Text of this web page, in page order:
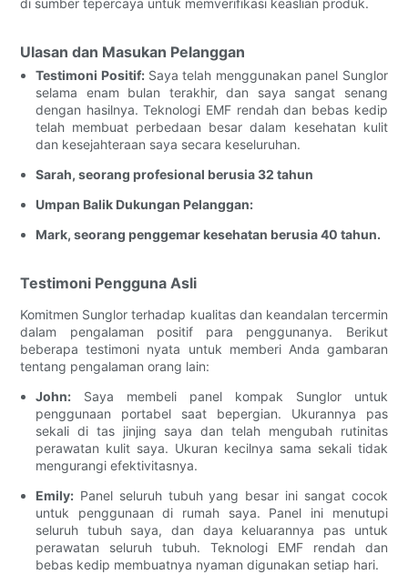
Ulasan dan Masukan Pelanggan
Testimoni Positif:Saya telah menggunakan panel Sunglor
selama enam bulan terakhir, dan saya sangat senang
dengan hasilnya. Teknologi EMF rendah dan bebas kedip
telah membuat perbedaan besar dalam kesehatan kulit
dan kesejahteraan saya secara keseluruhan.
Sarah, seorang profesional berusia 32 tahun
Umpan Balik Dukungan Pelanggan:
Mark, seorang penggemar kesehatan berusia 40 tahun.
Testimoni Pengguna Asli
Komitmen Sunglor terhadap kualitas dan keandalan tercermin
dalam pengalaman positif para penggunanya. Berikut
beberapa testimoni nyata untuk memberi Anda gambaran
tentang pengalaman orang lain:
John: Saya membeli panel kompak Sunglor untuk
penggunaan portabel saat bepergian. Ukurannya pas
sekali di tas jinjing saya dan telah mengubah rutinitas
perawatan kulit saya. Ukuran kecilnya sama sekali tidak
mengurangi efektivitasnya.
Emily: Panel seluruh tubuh yang besar ini sangat cocok
untuk penggunaan di rumah saya. Panel ini menutupi
seluruh tubuh saya, dan daya keluarannya pas untuk
perawatan seluruh tubuh. Teknologi EMF rendah dan
bebas kedip membuatnya nyaman digunakan setiap hari.